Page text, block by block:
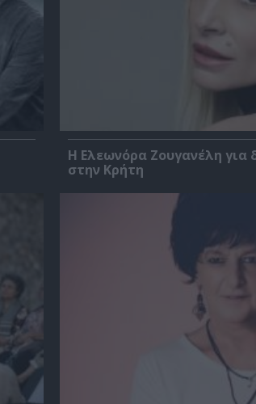
Η Ελεωνόρα Ζουγανέλη για
στην Κρήτη